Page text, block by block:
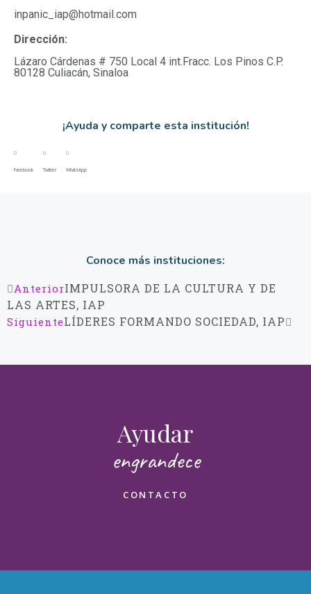
inpanic_iap@hotmail.com
Dirección:
Lázaro Cárdenas # 750 Local 4 int.Fracc. Los Pinos C.P.
80128 Culiacán, Sinaloa
¡Ayuda y comparte esta institución!
Facebook Twitter WhatsApp
Conoce más instituciones:
AnteriorIMPULSORA DE LA CULTURA Y DE
LAS ARTES, IAP
SiguienteLÍDERES FORMANDO SOCIEDAD, IAP
Ayudar
engrandece
CONTACTO
¡Muchas gracias por sumarte!
Nombre(s)
¿Cómo deseas ayudar?